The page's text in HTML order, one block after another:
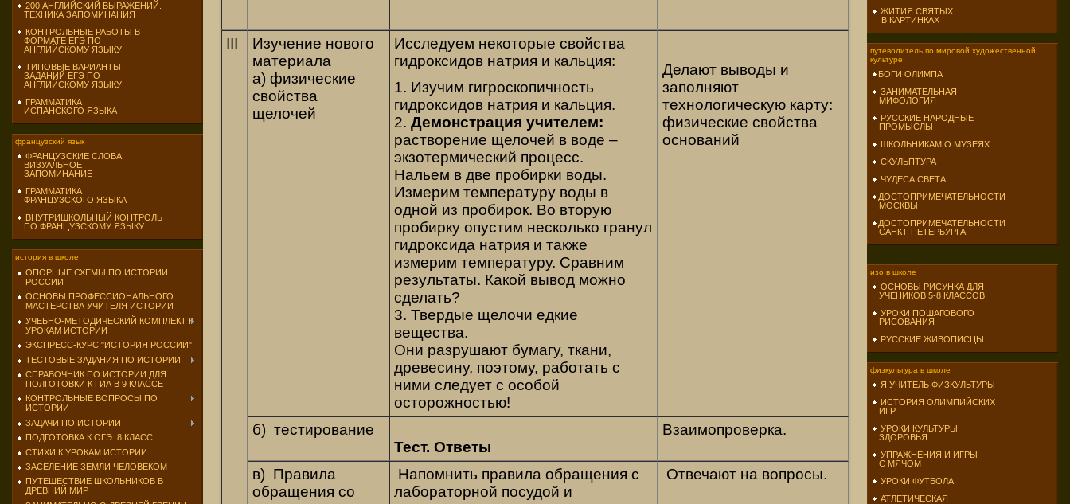
200 АНГЛИЙСКИЙ ВЫРАЖЕНИЙ.
ТЕХНИКА ЗАПОМИНАНИЯ
КОНТРОЛЬНЫЕ РАБОТЫ В
ФОРМАТЕ ЕГЭ ПО
АНГЛИЙСКОМУ ЯЗЫКУ
ТИПОВЫЕ ВАРИАНТЫ
ЗАДАНИЙ ЕГЭ ПО
АНГЛИЙСКОМУ ЯЗЫКУ
ГРАММАТИКА
ИСПАНСКОГО ЯЗЫКА
французский язык
ФРАНЦУЗСКИЕ СЛОВА.
ВИЗУАЛЬНОЕ
ЗАПОМИНАНИЕ
ГРАММАТИКА
ФРАНЦУЗСКОГО ЯЗЫКА
ВНУТРИШКОЛЬНЫЙ КОНТРОЛЬ
ПО ФРАНЦУЗСКОМУ ЯЗЫКУ
история в школе
ОПОРНЫЕ СХЕМЫ ПО ИСТОРИИ
РОССИИ
ОСНОВЫ ПРОФЕССИОНАЛЬНОГО
МАСТЕРСТВА УЧИТЕЛЯ ИСТОРИИ
УЧЕБНО-МЕТОДИЧЕСКИЙ КОМПЛЕКТ К
УРОКАМ ИСТОРИИ
ЭКСПРЕСС-КУРС "ИСТОРИЯ РОССИИ"
ТЕСТОВЫЕ ЗАДАНИЯ ПО ИСТОРИИ
СПРАВОЧНИК ПО ИСТОРИИ ДЛЯ
ПОЛГОТОВКИ К ГИА В 9 КЛАССЕ
КОНТРОЛЬНЫЕ ВОПРОСЫ ПО
ИСТОРИИ
ЗАДАЧИ ПО ИСТОРИИ
ПОДГОТОВКА К ОГЭ. 8 КЛАСС
СТИХИ К УРОКАМ ИСТОРИИ
ЗАСЕЛЕНИЕ ЗЕМЛИ ЧЕЛОВЕКОМ
ПУТЕШЕСТВИЕ ШКОЛЬНИКОВ В
ДРЕВНИЙ МИР
III
Изучение нового
материала
а) физические
свойства
щелочей
Исследуем некоторые свойства
гидроксидов натрия и кальция:
1. Изучим гигроскопичность
гидроксидов натрия и кальция.
2. Демонстрация учителем:
растворение щелочей в воде –
экзотермический процесс.
Нальем в две пробирки воды.
Измерим температуру воды в
одной из пробирок. Во вторую
пробирку опустим несколько гранул
гидроксида натрия и также
измерим температуру. Сравним
результаты. Какой вывод можно
сделать?
3. Твердые щелочи едкие
вещества.
Они разрушают бумагу, ткани,
древесину, поэтому, работать с
ними следует с особой
осторожностью!
Делают выводы и
заполняют
технологическую карту:
физические свойства
оснований
б) тестирование
Тест. Ответы
Взаимопроверка.
в) Правила
обращения со
Напомнить правила обращения с
лабораторной посудой и
Отвечают на вопросы.
ЖИТИЯ СВЯТЫХ
В КАРТИНКАХ
путеводитель по мировой художественной
культуре
БОГИ ОЛИМПА
ЗАНИМАТЕЛЬНАЯ
МИФОЛОГИЯ
РУССКИЕ НАРОДНЫЕ
ПРОМЫСЛЫ
ШКОЛЬНИКАМ О МУЗЕЯХ
СКУЛЬПТУРА
ЧУДЕСА СВЕТА
ДОСТОПРИМЕЧАТЕЛЬНОСТИ
МОСКВЫ
ДОСТОПРИМЕЧАТЕЛЬНОСТИ
САНКТ-ПЕТЕРБУРГА
изо в школе
ОСНОВЫ РИСУНКА ДЛЯ
УЧЕНИКОВ 5-8 КЛАССОВ
УРОКИ ПОШАГОВОГО
РИСОВАНИЯ
РУССКИЕ ЖИВОПИСЦЫ
физкультура в школе
Я УЧИТЕЛЬ ФИЗКУЛЬТУРЫ
ИСТОРИЯ ОЛИМПИЙСКИХ
ИГР
УРОКИ КУЛЬТУРЫ
ЗДОРОВЬЯ
УПРАЖНЕНИЯ И ИГРЫ
С МЯЧОМ
УРОКИ ФУТБОЛА
АТЛЕТИЧЕСКАЯ